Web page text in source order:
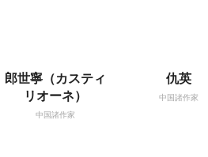
郎世寧（カスティ
リオーネ）
中国諸作家
仇英
中国諸作家